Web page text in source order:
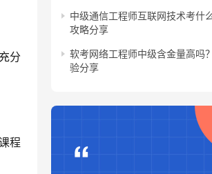
分
程
中级通信工程师互联网技术考什
攻略分享
软考网络工程师中级含金量高吗
验分享